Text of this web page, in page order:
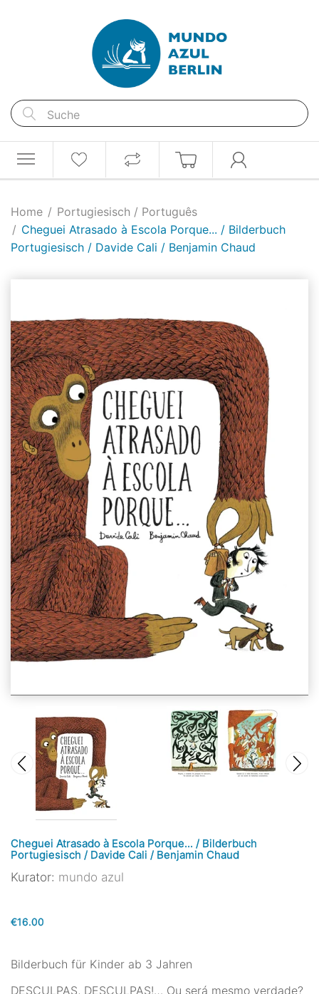
Home
Portugiesisch / Português
Cheguei Atrasado à Escola Porque... / Bilderbuch
Portugiesisch / Davide Cali / Benjamin Chaud
Cheguei Atrasado à Escola Porque... / Bilderbuch
Portugiesisch / Davide Cali / Benjamin Chaud
Kurator: mundo azul
€16.00
Bilderbuch für Kinder ab 3 Jahren
DESCULPAS, DESCULPAS!… Ou será mesmo verdade?